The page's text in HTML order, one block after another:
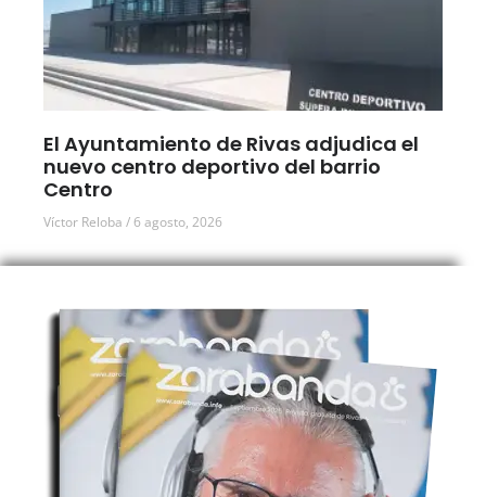
El Ayuntamiento de Rivas adjudica el
nuevo centro deportivo del barrio
Centro
Víctor Reloba 6 agosto, 2026